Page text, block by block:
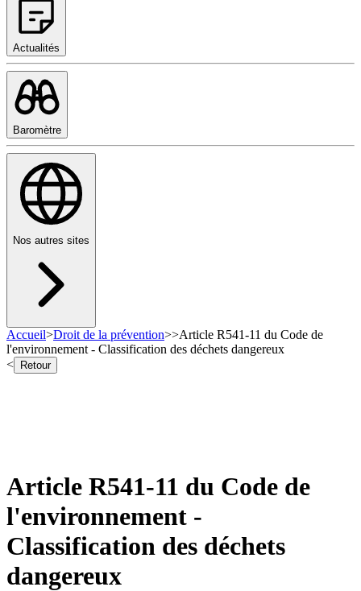
Actualités
Baromètre
Nos autres sites
Accueil>Droit de la prévention>>Article R541-11 du Code de
l'environnement - Classification des déchets dangereux
<
Retour
Article R541-11 du Code de
l'environnement -
Classification des déchets
dangereux